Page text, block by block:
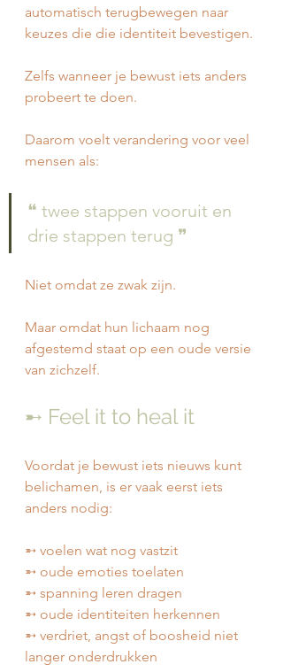
automatisch terugbewegen naar
keuzes die die identiteit bevestigen.
Zelfs wanneer je bewust iets anders
probeert te doen.
Daarom voelt verandering voor veel
mensen als:
❝ twee stappen vooruit en
drie stappen terug ❞
Niet omdat ze zwak zijn.
Maar omdat hun lichaam nog
afgestemd staat op een oude versie
van zichzelf.
➸ Feel it to heal it
Voordat je bewust iets nieuws kunt
belichamen, is er vaak eerst iets
anders nodig:
➵ voelen wat nog vastzit
➵ oude emoties toelaten
➵ spanning leren dragen
➵ oude identiteiten herkennen
➵ verdriet, angst of boosheid niet
langer onderdrukken